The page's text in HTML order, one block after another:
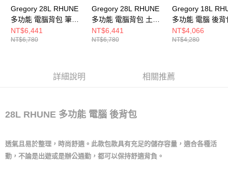
Gregory 28L RHUNE
多功能 電腦背包 筆電
包 瑞士綠
NT$6,441
NT$6,780
Gregory 28L RHUNE
多功能 電腦背包 土狼
棕
NT$6,441
NT$6,780
Gregory 18L
多功能 電腦 後背
陽藍
NT$4,066
NT$4,280
詳細說明 相關推薦
28L RHUNE 多功能 電腦 後背包
透氣且易於整理，時尚舒適。此款包款具有充足的儲存容量，適合各種活
動，不論是出遊或是辦公通勤，都可以保持舒適背負。